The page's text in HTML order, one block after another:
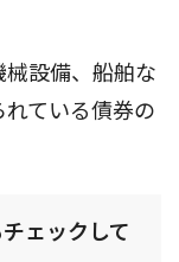
設備、船舶な
ている債券の
ェックして